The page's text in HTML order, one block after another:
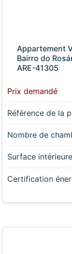
Appartement
Bairro do
ARE-41305
Prix demandé
Référence de la
Nombre de
Surface intérieure
Certification